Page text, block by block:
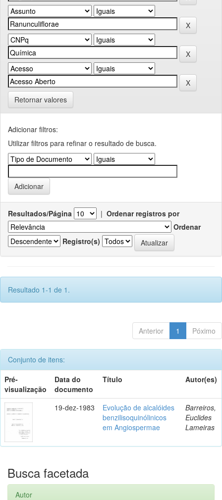
Retornar valores
Adicionar filtros:
Utilizar filtros para refinar o resultado de busca.
Resultados/Página | Ordenar registros por
Ordenar
Registro(s)
Resultado 1-1 de 1.
Anterior 1 Póximo
Conjunto de itens:
Pré-
visualização
Data do
documento
Título Autor(es)
19-dez-1983
Evolução de alcalóides
benzilisoquinólinicos
em Angiospermae
Barreiros,
Euclides
Lameiras
Busca facetada
Autor